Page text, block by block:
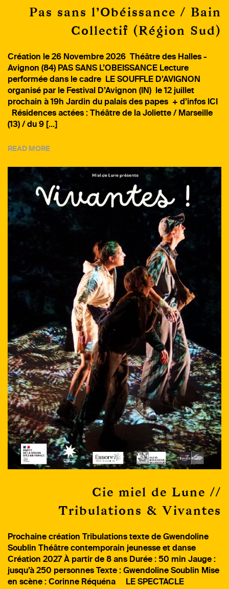
Pas sans l’Obéissance / Bain
Collectif (Région Sud)
Création le 26 Novembre 2026 Théâtre des Halles -
Avignon (84) PAS SANS L’OBEISSANCE Lecture
performée dans le cadre LE SOUFFLE D’AVIGNON
organisé par le Festival D’Avignon (IN) le 12 juillet
prochain à 19h Jardin du palais des papes + d’infos ICI
Résidences actées : Théâtre de la Joliette / Marseille
(13) / du 9 […]
READ MORE
Cie miel de Lune //
Tribulations & Vivantes
Prochaine création Tribulations texte de Gwendoline
Soublin Théâtre contemporain jeunesse et danse
Création 2027 À partir de 8 ans Durée : 50 min Jauge :
jusqu’à 250 personnes Texte : Gwendoline Soublin Mise
en scène : Corinne Réquéna LE SPECTACLE